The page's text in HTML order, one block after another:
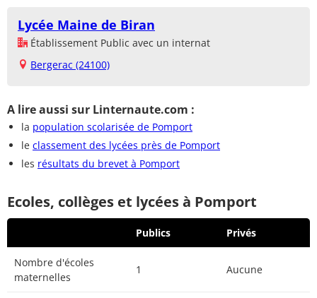
Lycée Maine de Biran
Établissement Public avec un internat
Bergerac (24100)
A lire aussi sur Linternaute.com :
la population scolarisée de Pomport
le classement des lycées près de Pomport
les résultats du brevet à Pomport
Ecoles, collèges et lycées à Pomport
Publics Privés
Nombre d'écoles
maternelles
1 Aucune